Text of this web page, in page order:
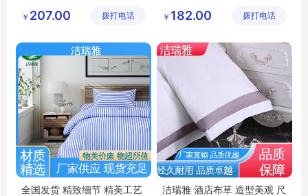
民宿布草
有限公司
￥ 207.00 拨打电话
客房布草
有限公司
￥ 182.00 拨打电话
全国发货 精致细节 精美工艺
洁瑞雅 酒店布草 造型美观 尺